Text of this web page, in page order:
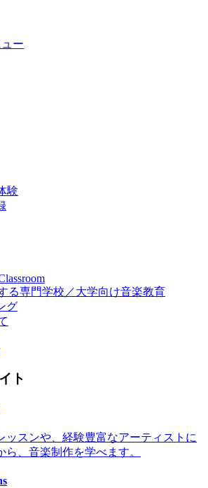
ュー
験
る専門学校／大学向け音楽教育
グ
ト
ッスンや、経験豊富なアーティストに
ら、音楽制作を学べます。